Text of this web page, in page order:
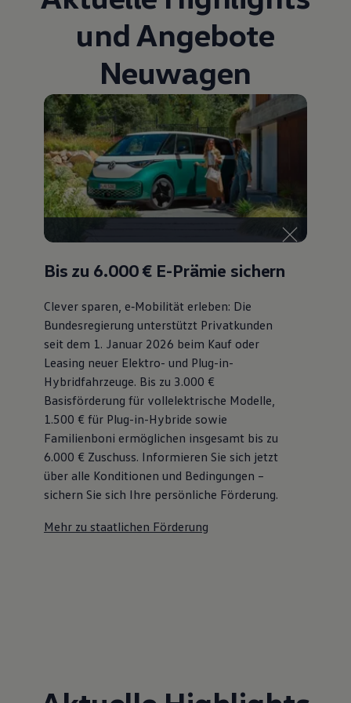
Bulli Magazin
Fahrzeugabholung ab Werk
und Angebote
Neuwagen
Bis zu 6.000 € E-Prämie sichern
Clever sparen, e‑Mobilität erleben: Die
Bundesregierung unterstützt Privatkunden
seit dem 1. Januar 2026 beim Kauf oder
Leasing neuer Elektro- und Plug-in-
Hybridfahrzeuge. Bis zu 3.000 €
Basisförderung für vollelektrische Modelle,
1.500 € für Plug-in-Hybride sowie
Familienboni ermöglichen insgesamt bis zu
6.000 € Zuschuss⁠. Informieren Sie sich jetzt
über alle Konditionen und Bedingungen –
sichern Sie sich Ihre persönliche Förderung.
Mehr zu staatlichen Förderung